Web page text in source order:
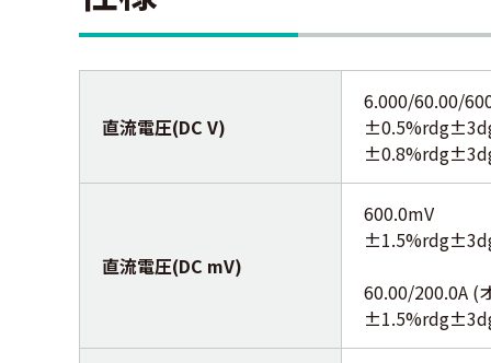
直流電圧(DC V)
6.000/60.00/
直流電圧(DC mV)
600.0mV
60.00/200.0A (